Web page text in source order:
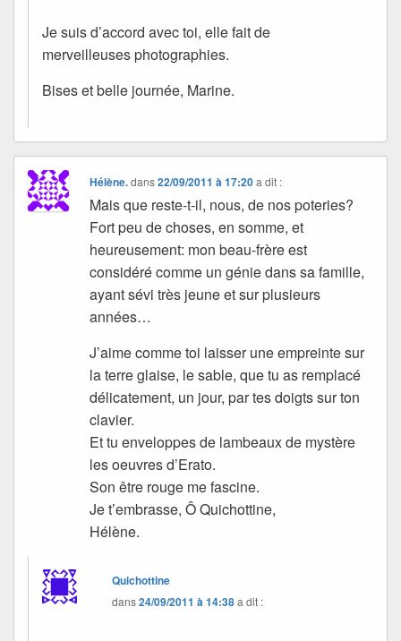
Je suis d’accord avec toi, elle fait de
merveilleuses photographies.
Bises et belle journée, Marine.
Hélène.dans22/09/2011 à 17:20 a dit :
Mais que reste-t-il, nous, de nos poteries?
Fort peu de choses, en somme, et
heureusement: mon beau-frère est
considéré comme un génie dans sa famille,
ayant sévi très jeune et sur plusieurs
années…
J’aime comme toi laisser une empreinte sur
la terre glaise, le sable, que tu as remplacé
délicatement, un jour, par tes doigts sur ton
clavier.
Et tu enveloppes de lambeaux de mystère
les oeuvres d’Erato.
Son être rouge me fascine.
Je t’embrasse, Ô Quichottine,
Hélène.
Quichottine
dans24/09/2011 à 14:38a dit :